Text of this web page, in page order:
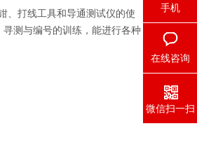
、打线工具和导通测试仪的使
测与编号的训练，能进行各种
手机
在线咨询
微信扫一扫